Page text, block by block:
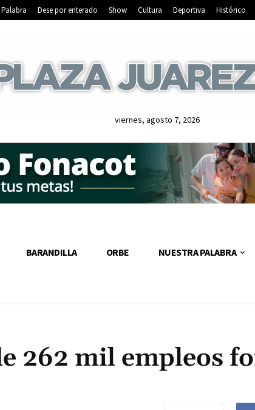
Dese por enterado Show Cultura Deportiva Histórico
viernes, agosto 7, 2026
BARANDILLA ORBE NUESTRA PALABRA
262 mil empleos